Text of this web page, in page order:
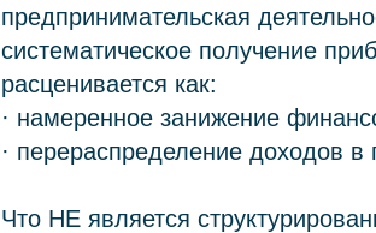
предпринимательская
систематическое получение
расценивается как:
· намеренное занижение
· перераспределение доходов в
Что НЕ является